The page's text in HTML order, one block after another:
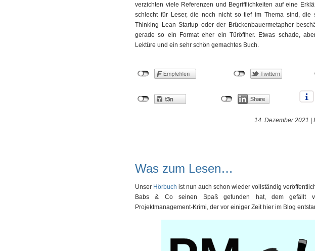
verzichten viele Referenzen und Begrifflichkeiten auf eine
schlecht für Leser, die noch nicht so tief im Thema sind, die
Thinking Lean Startup oder der Brückenbauermetapher
gerade so ein Format eher ein Türöffner. Etwas schade,
Lektüre und ein sehr schön gemachtes Buch.
14. Dezember 2021 |
Was zum Lesen…
Unser Hörbuch ist nun auch schon wieder vollständig
Babs & Co seinen Spaß gefunden hat, dem gefällt
Projektmanagement-Krimi, der vor einiger Zeit hier im Blog